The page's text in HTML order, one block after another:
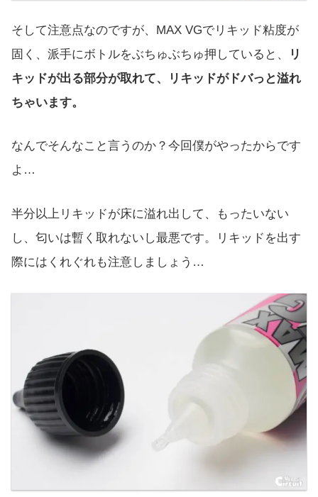
そして注意点なのですが、MAX VGでリキッド粘度が
固く、派手にボトルをぶちゅぶちゅ押していると、
リ
キッドが出る部分が取れて、リキッドがドバっと溢れ
ちゃいます。
なんでそんなこと言うのか？今回僕がやったからです
よ…
半分以上リキッドが床に溢れ出して、もったいない
し、匂いは暫く取れないし最悪です。リキッドを出す
際にはくれぐれも注意しましょう…